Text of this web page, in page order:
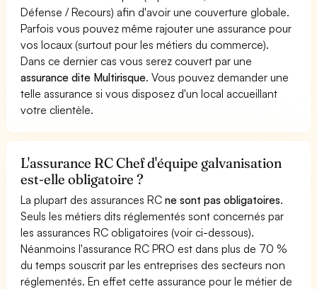
Défense / Recours) afin d'avoir une couverture globale.
Parfois vous pouvez même rajouter une assurance pour
vos locaux (surtout pour les métiers du commerce).
Dans ce dernier cas vous serez couvert par une
assurance dite Multirisque. Vous pouvez demander une
telle assurance si vous disposez d'un local accueillant
votre clientèle.
L'assurance RC Chef d'équipe galvanisation
est-elle obligatoire ?
La plupart des assurances RCne sont pas obligatoires.
Seuls les métiers dits réglementés sont concernés par
les assurances RC obligatoires (voir ci-dessous).
Néanmoins l'assurance RC PRO est dans plus de 70 %
du temps souscrit par les entreprises des secteurs non
réglementés. En effet cette assurance pour le métier de